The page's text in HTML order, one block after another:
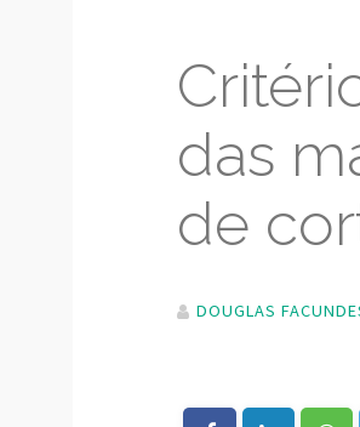
das
de
DOUGLAS